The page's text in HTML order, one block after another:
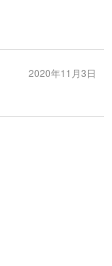
2020年11月3日